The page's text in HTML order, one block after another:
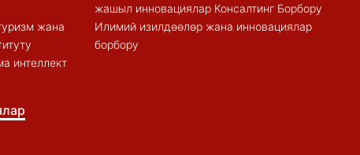
жана
интеллект
жашыл инновациялар Консалтинг Борбору
Илимий изилдөөлөр жана инновациялар
борбору